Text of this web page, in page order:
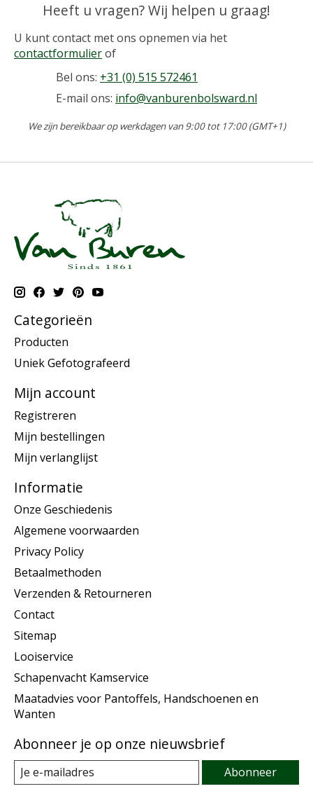
Heeft u vragen? Wij helpen u graag!
U kunt contact met ons opnemen via het
contactformulierof
Bel ons: +31 (0) 515 572461
E-mail ons: info@vanburenbolsward.nl
We zijn bereikbaar op werkdagen van 9:00 tot 17:00 (GMT+1)
Categorieën
Producten
Uniek Gefotografeerd
Mijn account
Registreren
Mijn bestellingen
Mijn verlanglijst
Informatie
Onze Geschiedenis
Algemene voorwaarden
Privacy Policy
Betaalmethoden
Verzenden & Retourneren
Contact
Sitemap
Looiservice
Schapenvacht Kamservice
Maatadvies voor Pantoffels, Handschoenen en
Wanten
Abonneer je op onze nieuwsbrief
Abonneer